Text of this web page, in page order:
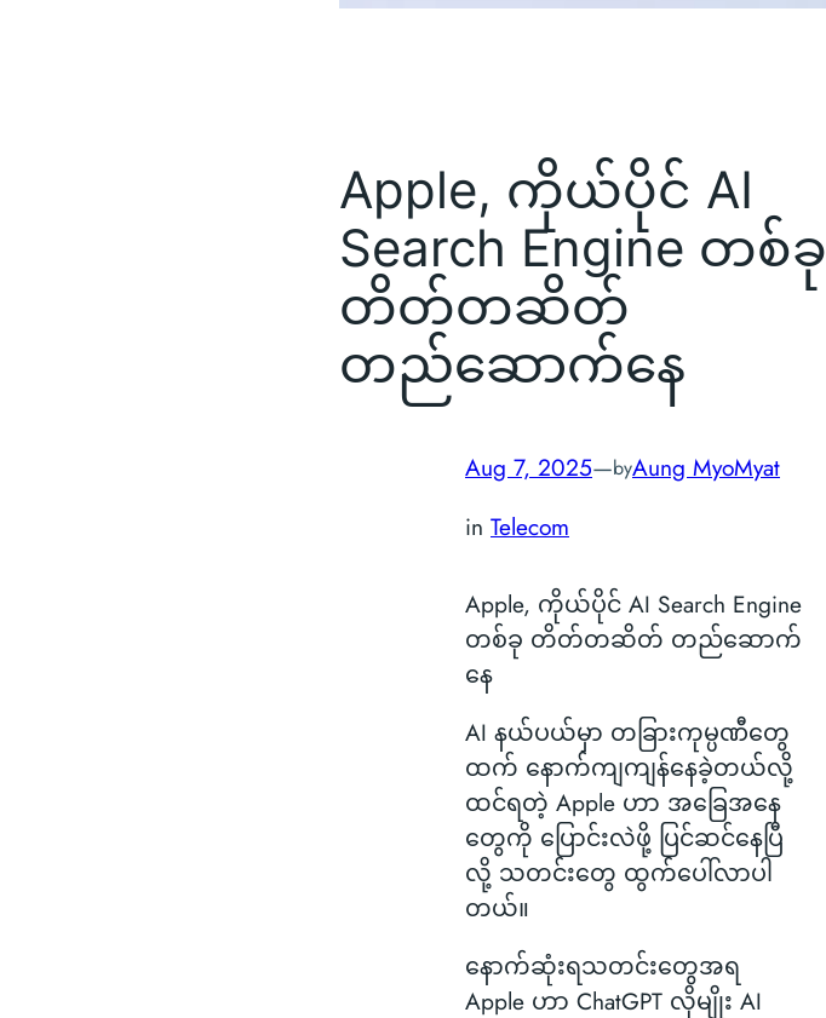
Apple, ကိုယ်ပိုင် AI
Search Engine တစ်ခု
တိတ်တဆိတ်
တည်ဆောက်နေ
Aug 7, 2025—byAung MyoMyat
in Telecom
Apple, ကိုယ်ပိုင် AI Search Engine
တစ်ခု တိတ်တဆိတ် တည်ဆောက်
နေ
AI နယ်ပယ်မှာ တခြားကုမ္ပဏီတွေ
ထက် နောက်ကျကျန်နေခဲ့တယ်လို့
ထင်ရတဲ့ Apple ဟာ အခြေအနေ
တွေကို ပြောင်းလဲဖို့ ပြင်ဆင်နေပြီ
လို့ သတင်းတွေ ထွက်ပေါ်လာပါ
တယ်။
နောက်ဆုံးရသတင်းတွေအရ
Apple ဟာ ChatGPT လိုမျိုး AI